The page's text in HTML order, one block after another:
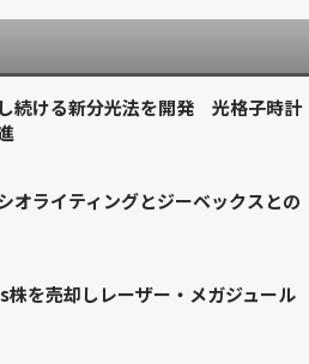
続ける新分光法を開発 光格子時計
オライティングとジーベックスとの
を売却しレーザー・メガジュール